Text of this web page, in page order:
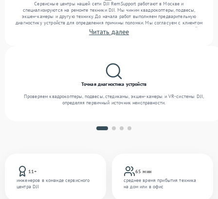
Сервисные центры нашей сети DJI RemSupport работают в Москве и
специализируются на ремонте техники DJI. Мы чиним квадрокоптеры, подвесы,
экшен-камеры и другую технику. До начала работ выполняем предварительную
диагностику устройств для определения причины поломки. Мы согласуем с клиентом
перечень необходимых работ и их стоимость, затем выполняем ремонт с заменой
деталей по необходимости. В конце подтверждаем качество оказанных услуг
Читать далее
11+
инженеров в команде сервисного
центра DJI
65 мин
среднее время прибытия техника
на дом или в офис
Точная диагностика устройств
Проверяем квадрокоптеры, подвесы, стедикамы, экшен-камеры и VR-системы DJI,
определяя первичный источник неисправности.